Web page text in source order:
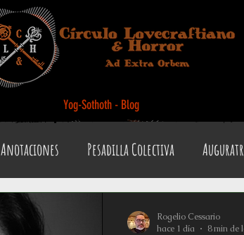
Yog-Sothoth - Blog
Anotaciones Pesadilla Colectiva
Gabinete de la Dra. Psychopomps
Rogelio Cessario
hace 1 día
8 min de